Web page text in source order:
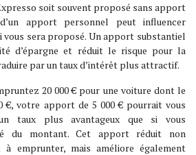
soit souvent proposé sans apport
apport personnel peut influencer
vous sera proposé. Un apport substantiel
d’épargne et réduit le risque pour la
par un taux d’intérêt plus attractif.
20 000 € pour une voiture dont le
€, votre apport de 5 000 € pourrait vous
taux plus avantageux que si vous
du montant. Cet apport réduit non
emprunter, mais améliore également